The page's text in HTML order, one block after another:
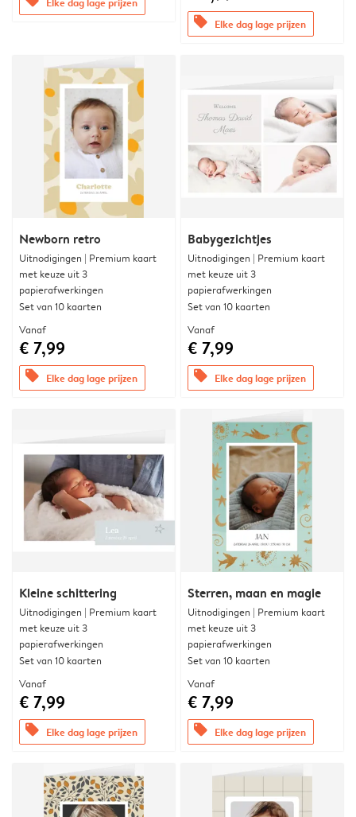
offers Elke dag lage prijzen
Newborn retro
Uitnodigingen | Premium kaart
met keuze uit 3
papierafwerkingen
Set van 10 kaarten
Vanaf
€ 7,99
offers Elke dag lage prijzen
Babygezichtjes
Uitnodigingen | Premium kaart
met keuze uit 3
papierafwerkingen
Set van 10 kaarten
Vanaf
€ 7,99
offers Elke dag lage prijzen
Kleine schittering
Uitnodigingen | Premium kaart
met keuze uit 3
papierafwerkingen
Set van 10 kaarten
Vanaf
€ 7,99
offers Elke dag lage prijzen
Sterren, maan en magie
Uitnodigingen | Premium kaart
met keuze uit 3
papierafwerkingen
Set van 10 kaarten
Vanaf
€ 7,99
offers Elke dag lage prijzen